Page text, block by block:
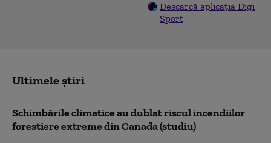
Descarcă aplicația Digi
Sport
Ultimele știri
Schimbările climatice au dublat riscul incendiilor
forestiere extreme din Canada (studiu)